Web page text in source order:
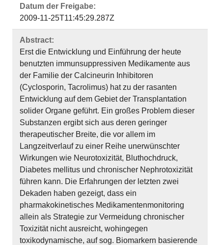
Datum der Freigabe:
2009-11-25T11:45:29.287Z
Abstract:
Erst die Entwicklung und Einführung der heute
benutzten immunsuppressiven Medikamente aus
der Familie der Calcineurin Inhibitoren
(Cyclosporin, Tacrolimus) hat zu der rasanten
Entwicklung auf dem Gebiet der Transplantation
solider Organe geführt. Ein großes Problem dieser
Substanzen ergibt sich aus deren geringer
therapeutischer Breite, die vor allem im
Langzeitverlauf zu einer Reihe unerwünschter
Wirkungen wie Neurotoxizität, Bluthochdruck,
Diabetes mellitus und chronischer Nephrotoxizität
führen kann. Die Erfahrungen der letzten zwei
Dekaden haben gezeigt, dass ein
pharmakokinetisches Medikamentenmonitoring
allein als Strategie zur Vermeidung chronischer
Toxizität nicht ausreicht, wohingegen
toxikodynamische, auf sog. Biomarkern basierende